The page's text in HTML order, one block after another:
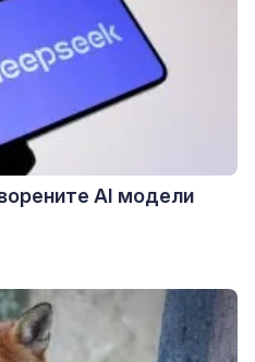
AI модели